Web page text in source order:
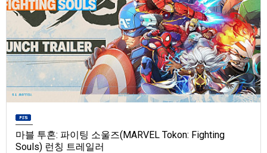
마블 투혼: 파이팅 소울즈(MARVEL Tokon: Fighting
Souls) 런칭 트레일러